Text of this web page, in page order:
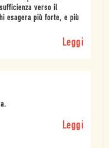
verso il
esagera più forte, e più
Leggi
Leggi